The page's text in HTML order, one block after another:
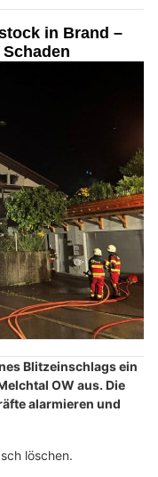
in Brand –
Blitzeinschlags ein
OW aus. Die
alarmieren und
löschen.